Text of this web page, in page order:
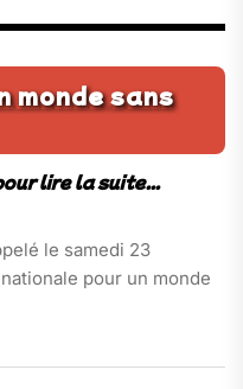
monde sans
le samedi 23
pour un monde